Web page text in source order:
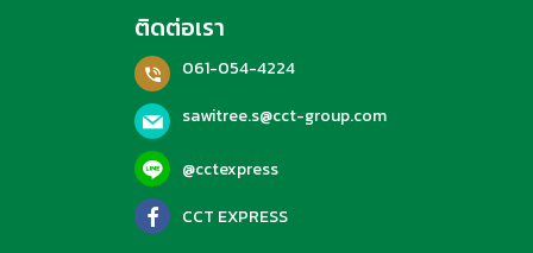
ติดต่อเรา
061-054-4224
sawitree.s@cct-group.com
@cctexpress
CCT EXPRESS